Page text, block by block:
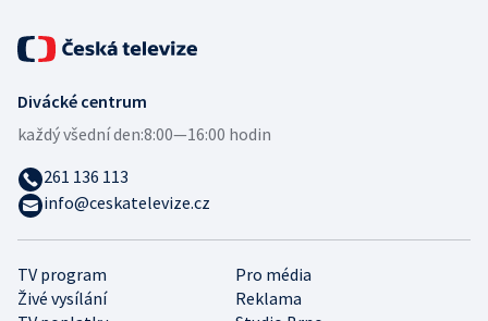
TV program
Pro média
Živé vysílání
Reklama
Divácké centrum
každý všední den:8:00—16:00 hodin
261 136 113
info@ceskatelevize.cz